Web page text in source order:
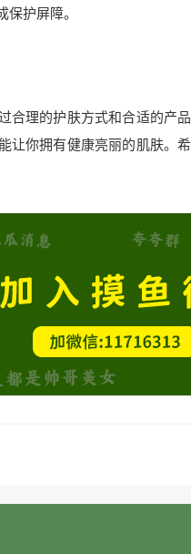
保护屏障。
合理的护肤方式和合适的产
让你拥有健康亮丽的肌肤。